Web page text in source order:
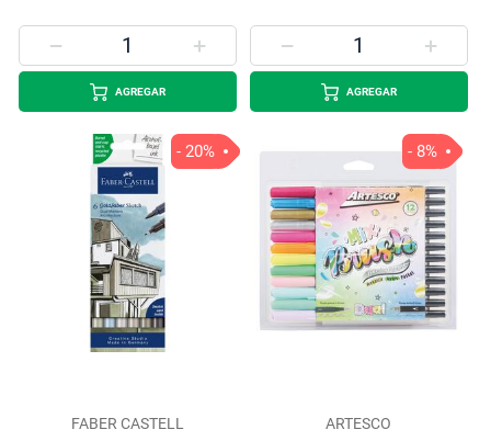
AGREGAR AGREGAR
FABER CASTELL
- 20%
ARTESCO
- 8%